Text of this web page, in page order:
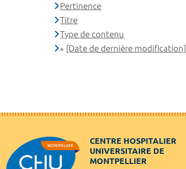
Pertinence
Titre
Type de contenu
[Date de dernière modification]
CENTRE HOSPITALIER
UNIVERSITAIRE DE
MONTPELLIER